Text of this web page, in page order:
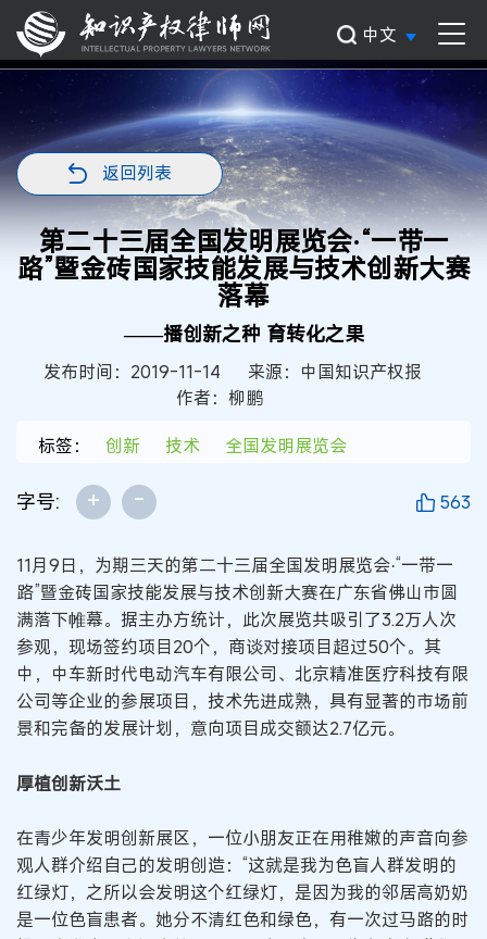
中文
返回列表
第二十三届全国发明展览会·“一带一
路”暨金砖国家技能发展与技术创新大赛
落幕
——播创新之种 育转化之果
发布时间：2019-11-14
来源：中国知识产权报
作者：柳鹏
标签：
创新 技术 全国发明展览会
字号: + - 563
11月9日，为期三天的第二十三届全国发明展览会·“一带一
路”暨金砖国家技能发展与技术创新大赛在广东省佛山市圆
满落下帷幕。据主办方统计，此次展览共吸引了3.2万人次
参观，现场签约项目20个，商谈对接项目超过50个。其
中，中车新时代电动汽车有限公司、北京精准医疗科技有限
公司等企业的参展项目，技术先进成熟，具有显著的市场前
景和完备的发展计划，意向项目成交额达2.7亿元。
厚植创新沃土
在青少年发明创新展区，一位小朋友正在用稚嫩的声音向参
观人群介绍自己的发明创造：“这就是我为色盲人群发明的
红绿灯，之所以会发明这个红绿灯，是因为我的邻居高奶奶
是一位色盲患者。她分不清红色和绿色，有一次过马路的时